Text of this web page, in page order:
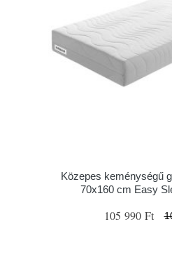
Közepes keménységű
70x160 cm Easy
105 990 Ft